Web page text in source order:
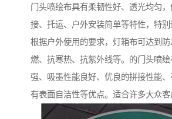
门头喷绘布具有柔韧性好、透光均匀
接、托运、户外安装简单等特性，特别
根据户外使用的要求，灯箱布可达到
燃、抗寒热、抗紫外线等。的门头喷
强、吸墨性能良好、优良的拼接性能、
有表面自洁性等优点。适合许多大众客